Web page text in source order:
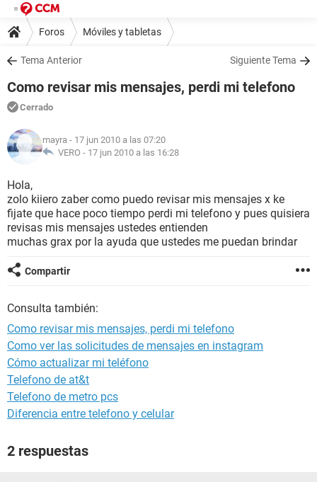
Foros Móviles y tabletas
Tema Anterior Siguiente Tema
Como revisar mis mensajes, perdi mi telefono
Cerrado
mayra - 17 jun 2010 a las 07:20
VERO - 17 jun 2010 a las 16:28
Hola,
zolo kiiero zaber como puedo revisar mis mensajes x ke
fijate que hace poco tiempo perdi mi telefono y pues quisiera
revisas mis mensajes ustedes entienden
muchas grax por la ayuda que ustedes me puedan brindar
Compartir
Consulta también:
Como revisar mis mensajes, perdi mi telefono
Como ver las solicitudes de mensajes en instagram
Cómo actualizar mi teléfono
Telefono de at&t
Telefono de metro pcs
Diferencia entre telefono y celular
2 respuestas